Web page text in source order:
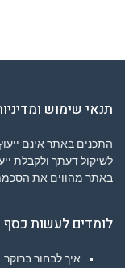
תנאי שימוש
התכנים באתר אינם
לשיקול דעתך ולקבלת
באתר מהווים את
לומדים לעשות כסף
איך לבחור ברוקר